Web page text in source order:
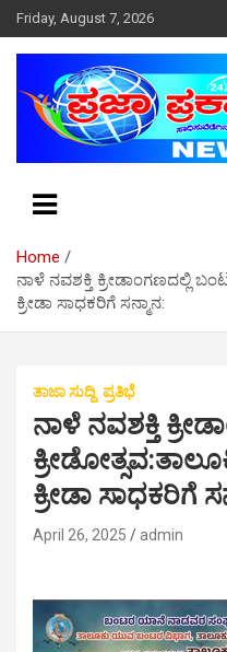
k
Friday, August 7, 2026
Home
ನಾಳೆ ನವಶಕ್ತಿ ಕ್ರೀಡಾಂಗಣದಲ್ಲಿ
ಕ್ರೀಡಾ ಸಾಧಕರಿಗೆ ಸನ್ಮಾನ:
ತಾಜಾ ಸುದ್ದಿ ಪ್ರತಿಭೆ
ನಾಳೆ ನವಶಕ್ತಿ
ಕ್ರೀಡಾ ಸಾಧಕರಿಗೆ
April 26, 2025 admin